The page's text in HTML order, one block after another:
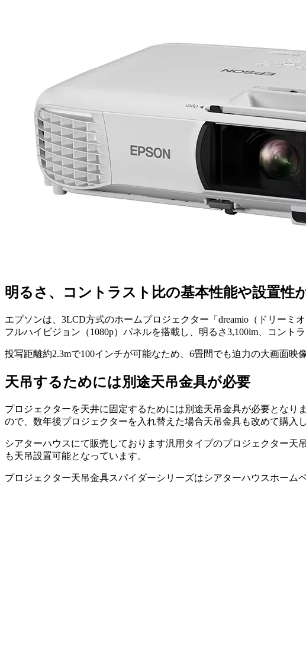
明るさ、コントラスト比の基本性能や設置性
エプソンは、3LCD方式のホームプロジェクター「dreamio（ドリーミ
フルハイビジョン（1080p）パネルを搭載し、明るさ3,100lm、コント
投写距離約2.3mで100インチが可能なため、6畳間でも迫力の大画面映
天吊するためには別途天吊金具が必要
プロジェクターを天井に固定するためには別途天吊金具が必要となり
ので、数年後プロジェクターを入れ替えた場合天吊金具も改めて購入
シアターハウスにて販売しております汎用タイプのプロジェクター天
も天吊設置可能となっています。
プロジェクター天吊金具スパイダーシリーズはシアターハウスホーム